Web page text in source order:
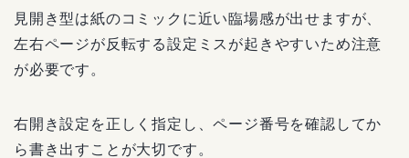
見開き型は紙のコミックに近い臨場感が出せますが、
左右ページが反転する設定ミスが起きやすいため注意
が必要です。
右開き設定を正しく指定し、ページ番号を確認してか
ら書き出すことが大切です。